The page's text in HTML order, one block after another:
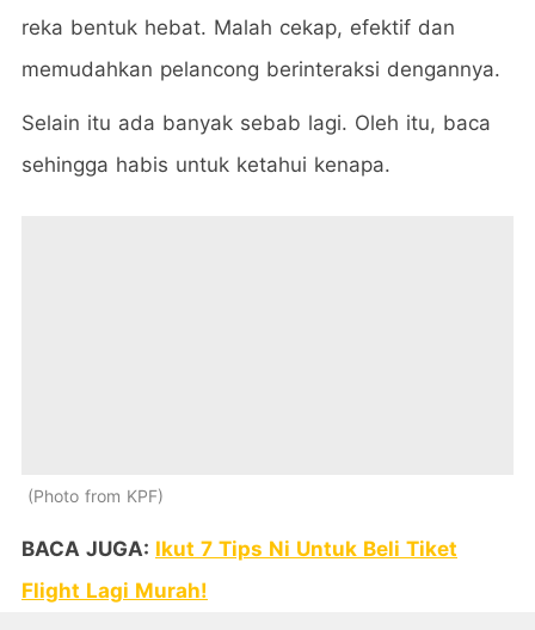
reka bentuk hebat. Malah cekap, efektif dan
memudahkan pelancong berinteraksi dengannya.
Selain itu ada banyak sebab lagi. Oleh itu, baca
sehingga habis untuk ketahui kenapa.
Photo from KPF
BACA JUGA: Ikut 7 Tips Ni Untuk Beli Tiket
Flight Lagi Murah!